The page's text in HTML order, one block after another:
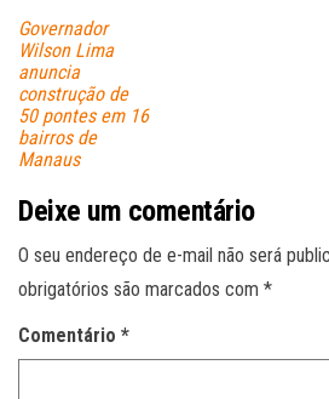
Governador
Wilson Lima
anuncia
construção de
50 pontes em 16
bairros de
Manaus
Deixe um comentário
O seu endereço de e-mail não será
obrigatórios são marcados com *
Comentário *